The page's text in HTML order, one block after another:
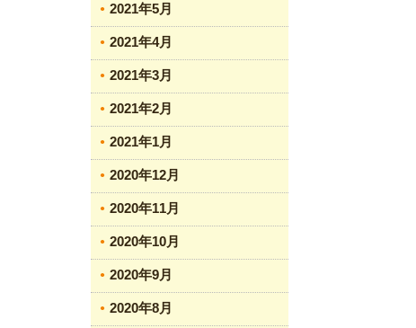
2021年5月
2021年4月
2021年3月
2021年2月
2021年1月
2020年12月
2020年11月
2020年10月
2020年9月
2020年8月